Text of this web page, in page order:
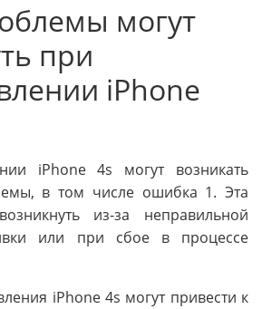
могут
при
iPhone
iPhone 4s могут возникать
в том числе ошибка 1. Эта
из-за неправильной
или при сбое в процессе
iPhone 4s могут привести к